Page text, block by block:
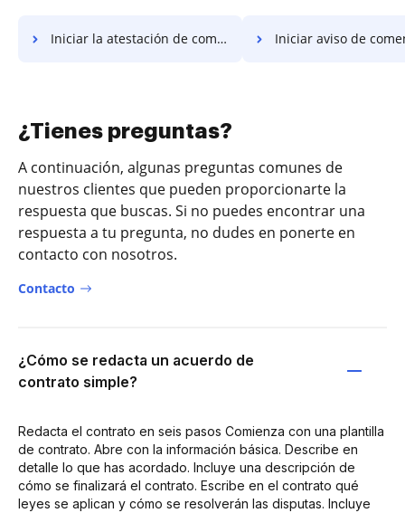
Iniciar la atestación de comentarios Iniciar aviso de
¿Tienes preguntas?
A continuación, algunas preguntas comunes de
nuestros clientes que pueden proporcionarte la
respuesta que buscas. Si no puedes encontrar una
respuesta a tu pregunta, no dudes en ponerte en
contacto con nosotros.
Contacto
¿Cómo se redacta un acuerdo de
contrato simple?
Redacta el contrato en seis pasos Comienza con una plantilla
de contrato. Abre con la información básica. Describe en
detalle lo que has acordado. Incluye una descripción de
cómo se finalizará el contrato. Escribe en el contrato qué
leyes se aplican y cómo se resolverán las disputas. Incluye